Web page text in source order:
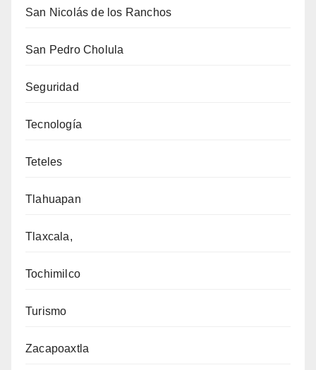
San Nicolás de los Ranchos
San Pedro Cholula
Seguridad
Tecnología
Teteles
Tlahuapan
Tlaxcala,
Tochimilco
Turismo
Zacapoaxtla